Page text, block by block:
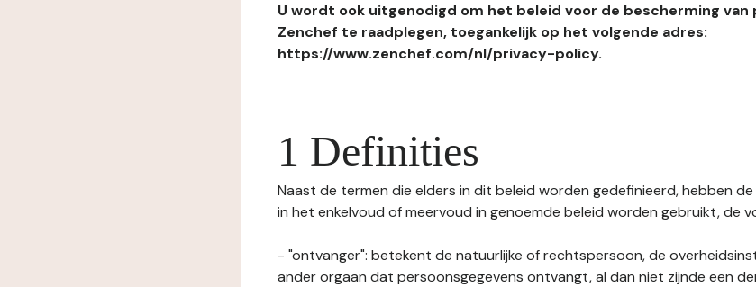
U wordt ook uitgenodigd om het beleid voor de bescherming van
Zenchef te raadplegen, toegankelijk op het volgende adres:
https://www.zenchef.com/nl/privacy-policy.
1 Definities
Naast de termen die elders in dit beleid worden gedefinieerd, hebben
in het enkelvoud of meervoud in genoemde beleid worden gebruikt, de
- "ontvanger": betekent de natuurlijke of rechtspersoon, de
ander orgaan dat persoonsgegevens ontvangt, al dan niet zijnde een